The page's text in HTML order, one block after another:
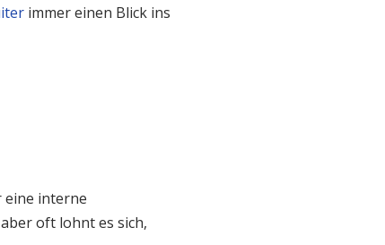
immer einen Blick ins
eine interne
oft lohnt es sich,